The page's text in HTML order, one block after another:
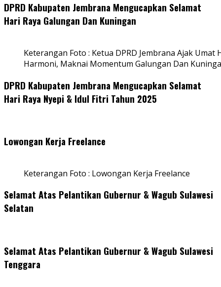
DPRD Kabupaten Jembrana Mengucapkan Selamat
Hari Raya Galungan Dan Kuningan
Keterangan Foto : Ketua DPRD Jembrana Ajak
Harmoni, Maknai Momentum Galungan Dan
DPRD Kabupaten Jembrana Mengucapkan Selamat
Hari Raya Nyepi & Idul Fitri Tahun 2025
Lowongan Kerja Freelance
Keterangan Foto : Lowongan Kerja Freelance
Selamat Atas Pelantikan Gubernur & Wagub Sulawesi
Selatan
Selamat Atas Pelantikan Gubernur & Wagub Sulawesi
Tenggara